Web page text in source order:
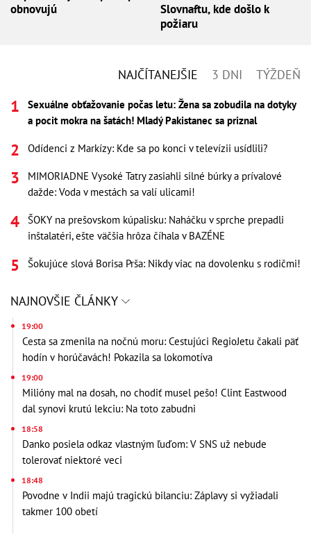
obnovujú
Slovnaftu, kde došlo k
požiaru
NAJČÍTANEJŠIE 3 DNI TÝŽDEŇ
Sexuálne obťažovanie počas letu: Žena sa zobudila na dotyky
a pocit mokra na šatách! Mladý Pakistanec sa priznal
Odídenci z Markízy: Kde sa po konci v televízii usídlili?
MIMORIADNE Vysoké Tatry zasiahli silné búrky a prívalové
dažde: Voda v mestách sa valí ulicami!
ŠOKY na prešovskom kúpalisku: Naháčku v sprche prepadli
inštalatéri, ešte väčšia hrôza číhala v BAZÉNE
Šokujúce slová Borisa Prša: Nikdy viac na dovolenku s rodičmi!
NAJNOVŠIE ČLÁNKY
19:00
Cesta sa zmenila na nočnú moru: Cestujúci RegioJetu čakali päť
hodín v horúčavách! Pokazila sa lokomotíva
19:00
Milióny mal na dosah, no chodiť musel pešo! Clint Eastwood
dal synovi krutú lekciu: Na toto zabudni
18:58
Danko posiela odkaz vlastným ľuďom: V SNS už nebude
tolerovať niektoré veci
18:48
Povodne v Indii majú tragickú bilanciu: Záplavy si vyžiadali
takmer 100 obetí